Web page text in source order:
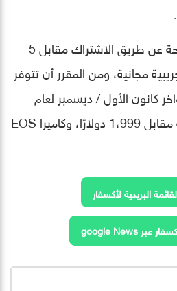
وتأتي هذه التطبيقات متاحة عن طريق الاشتراك مقابل 5
مجانية، ومن المقرر أن تتوفر
كانون الأول / ديسمبر لعام
2021 في محلات التجزئة مقابل 1،999 دولارًا، وكاميرا EOS
البريدية لأكسفار